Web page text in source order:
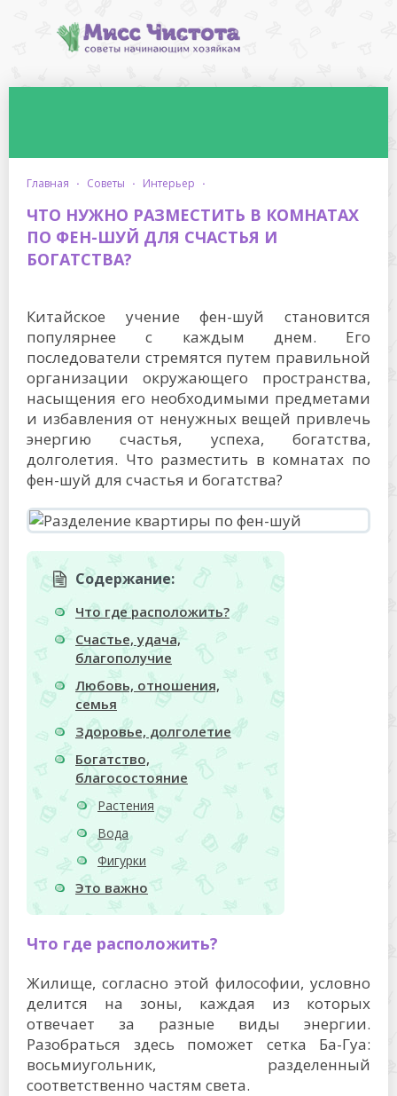
главная · советы · интерьер ·
ЧТО НУЖНО РАЗМЕСТИТЬ В КОМНАТАХ
ПО ФЕН-ШУЙ ДЛЯ СЧАСТЬЯ И
БОГАТСТВА?
Китайское учение фен-шуй становится
популярнее с каждым днем. Его
последователи стремятся путем правильной
организации окружающего пространства,
насыщения его необходимыми предметами
и избавления от ненужных вещей привлечь
энергию счастья, успеха, богатства,
долголетия. Что разместить в комнатах по
фен-шуй для счастья и богатства?
Содержание:
Что где расположить?
Счастье, удача,
благополучие
Любовь, отношения,
семья
Здоровье, долголетие
Богатство,
благосостояние
Растения
Вода
Фигурки
Это важно
Что где расположить?
Жилище, согласно этой философии, условно
делится на зоны, каждая из которых
отвечает за разные виды энергии.
Разобраться здесь поможет сетка Ба-Гуа:
восьмиугольник, разделенный
соответственно частям света.